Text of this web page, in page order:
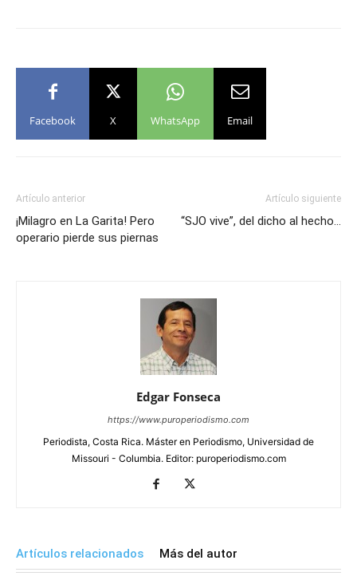
Facebook X WhatsApp Email
Artículo anterior
¡Milagro en La Garita! Pero
operario pierde sus piernas
Artículo siguiente
“SJO vive”, del dicho al hecho…
Edgar Fonseca
https://www.puroperiodismo.com
Periodista, Costa Rica. Máster en Periodismo, Universidad de
Missouri - Columbia. Editor: puroperiodismo.com
Artículos relacionados Más del autor